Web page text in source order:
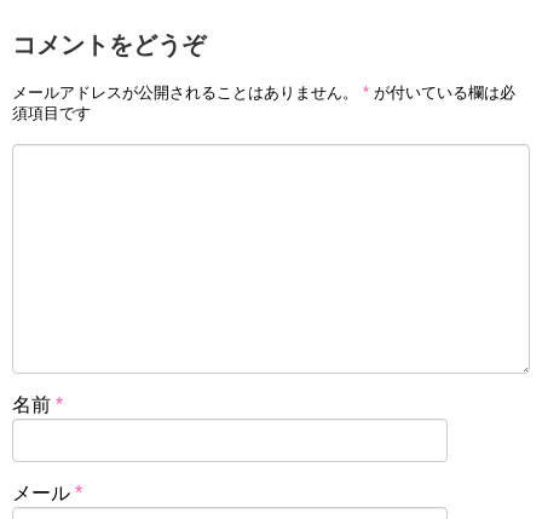
コメントをどうぞ
メールアドレスが公開されることはありません。 * が付いている欄は必
須項目です
名前 *
メール *